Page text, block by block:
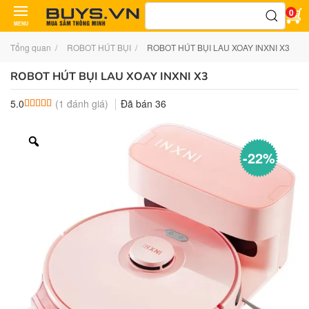
MENU
Tìm
0
Tổng quan ROBOT HÚT BỤI ROBOT HÚT BỤI LAU XOAY INXNI X3
ROBOT HÚT BỤI LAU XOAY INXNI X3
5.0 5.0 trên 5 dựa trên
1 đánh giá
(1 đánh giá) Đã bán 36
-22%